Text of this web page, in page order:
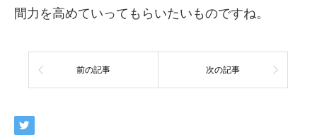
間力を高めていってもらいたいものですね。
前の記事 次の記事